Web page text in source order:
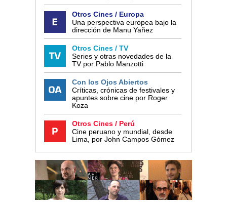
Otros Cines / Europa
Una perspectiva europea bajo la
dirección de Manu Yañez
Otros Cines / TV
Series y otras novedades de la
TV por Pablo Manzotti
Con los Ojos Abiertos
Críticas, crónicas de festivales y
apuntes sobre cine por Roger
Koza
Otros Cines / Perú
Cine peruano y mundial, desde
Lima, por John Campos Gómez